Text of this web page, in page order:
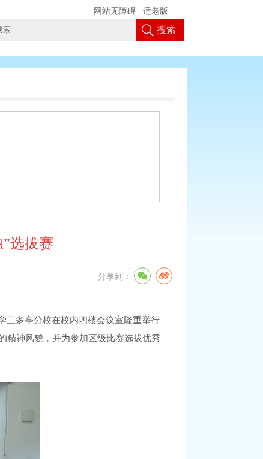
搜索
网站无障碍 适老版
选拔赛
分享到：
三多亭分校在校内四楼会议室隆重举行
精神风貌，并为参加区级比赛选拔优秀